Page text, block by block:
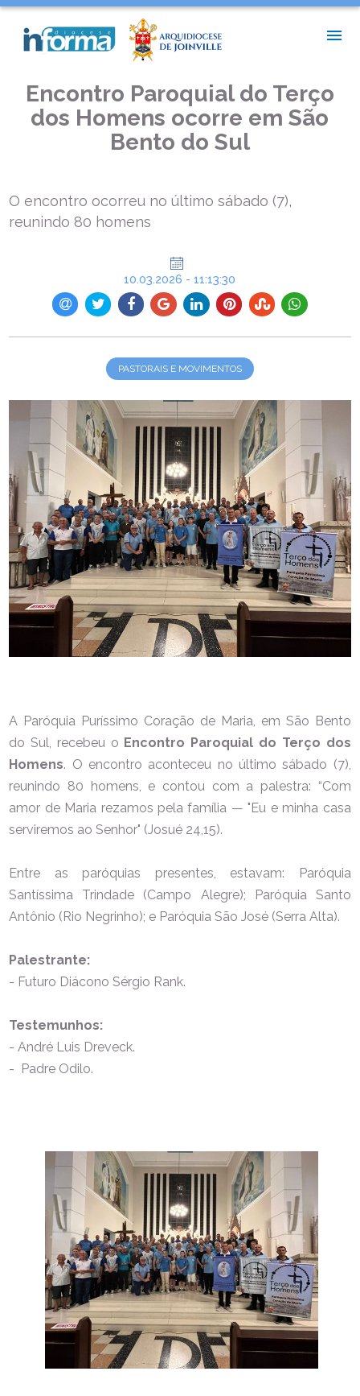
ENCONTRO PAROQUIAL DO TERÇO DOS HOMENS OCORRE EM
Encontro Paroquial do Terço
dos Homens ocorre em São
Bento do Sul
O encontro ocorreu no último sábado (7),
reunindo 80 homens
10.03.2026 - 11:13:30
PASTORAIS E MOVIMENTOS
A Paróquia Puríssimo Coração de Maria, em São Bento
do Sul, recebeu o Encontro Paroquial do Terço dos
Homens. O encontro aconteceu no último sábado (7),
reunindo 80 homens, e contou com a palestra: “Com
amor de Maria rezamos pela família — "Eu e minha casa
serviremos ao Senhor" (Josué 24,15).
Entre as paróquias presentes, estavam: Paróquia
Santíssima Trindade (Campo Alegre); Paróquia Santo
Antônio (Rio Negrinho); e Paróquia São José (Serra Alta).
Palestrante:
- Futuro Diácono Sérgio Rank.
Testemunhos:
- André Luis Dreveck.
- Padre Odilo.